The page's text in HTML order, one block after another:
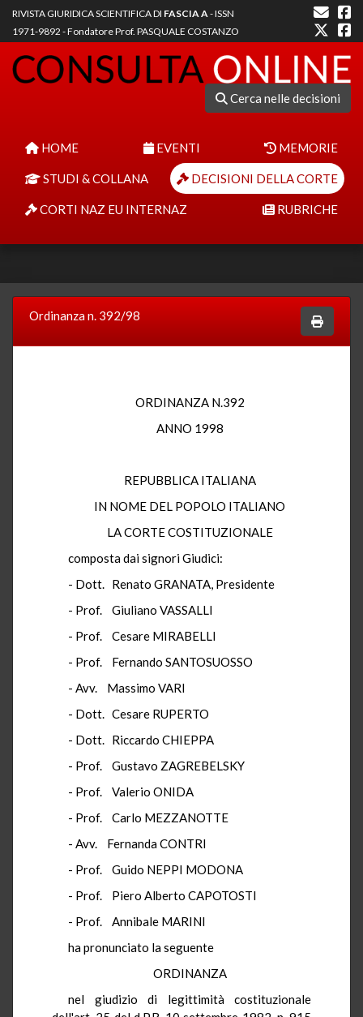
RIVISTA GIURIDICA SCIENTIFICA DI FASCIA A- ISSN
1971-9892 - Fondatore Prof. PASQUALE COSTANZO
Cerca nelle decisioni
HOME EVENTI MEMORIE
STUDI & COLLANA DECISIONI DELLA CORTE
CORTI NAZ EU INTERNAZ RUBRICHE
Ordinanza n. 392/98
ORDINANZA N.392
ANNO 1998
REPUBBLICA ITALIANA
IN NOME DEL POPOLO ITALIANO
LA CORTE COSTITUZIONALE
composta dai signori Giudici:
- Dott. Renato GRANATA, Presidente
- Prof. Giuliano VASSALLI
- Prof. Cesare MIRABELLI
- Prof. Fernando SANTOSUOSSO
- Avv. Massimo VARI
- Dott. Cesare RUPERTO
- Dott. Riccardo CHIEPPA
- Prof. Gustavo ZAGREBELSKY
- Prof. Valerio ONIDA
- Prof. Carlo MEZZANOTTE
- Avv. Fernanda CONTRI
- Prof. Guido NEPPI MODONA
- Prof. Piero Alberto CAPOTOSTI
- Prof. Annibale MARINI
ha pronunciato la seguente
ORDINANZA
nel giudizio di legittimità costituzionale